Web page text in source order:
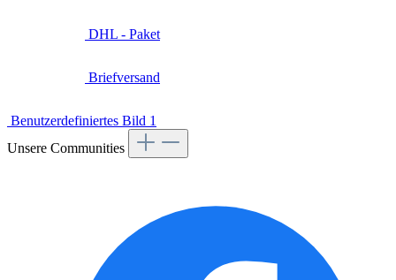
DHL - Paket
Briefversand
Benutzerdefiniertes Bild 1
Unsere Communities